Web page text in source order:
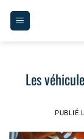
Les
PUBLIÉ